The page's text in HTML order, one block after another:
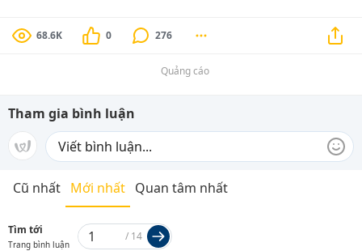
68.6K 0 276
Quảng cáo
Tham gia bình luận
Cũ nhất Mới nhất Quan tâm nhất
Tìm tới
Trang bình luận
/ 14